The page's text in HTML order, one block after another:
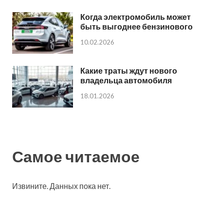
Когда электромобиль может
быть выгоднее бензинового
10.02.2026
Какие траты ждут нового
владельца автомобиля
18.01.2026
Самое читаемое
Извините. Данных пока нет.